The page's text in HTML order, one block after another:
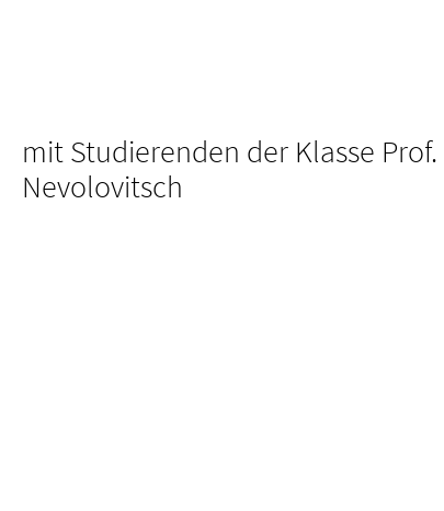
mit Studierenden der Klasse
Nevolovitsch